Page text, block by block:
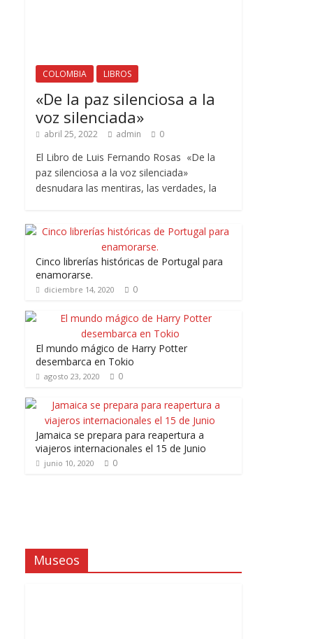
COLOMBIA LIBROS
«De la paz silenciosa a la
voz silenciada»
abril 25, 2022 admin 0
El Libro de Luis Fernando Rosas «De la
paz silenciosa a la voz silenciada»
desnudara las mentiras, las verdades, la
Cinco librerías históricas de Portugal para
enamorarse.
diciembre 14, 2020 0
El mundo mágico de Harry Potter
desembarca en Tokio
agosto 23, 2020 0
Jamaica se prepara para reapertura a
viajeros internacionales el 15 de Junio
junio 10, 2020 0
Museos